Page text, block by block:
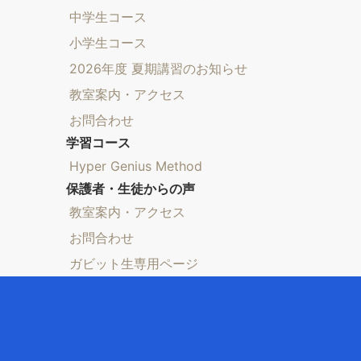
中学生コース
小学生コース
2026年度 夏期講習のお知らせ
教室案内・アクセス
お問合わせ
学習コース
Hyper Genius Method
保護者・生徒からの声
教室案内・アクセス
お問合わせ
ガビット生専用ページ